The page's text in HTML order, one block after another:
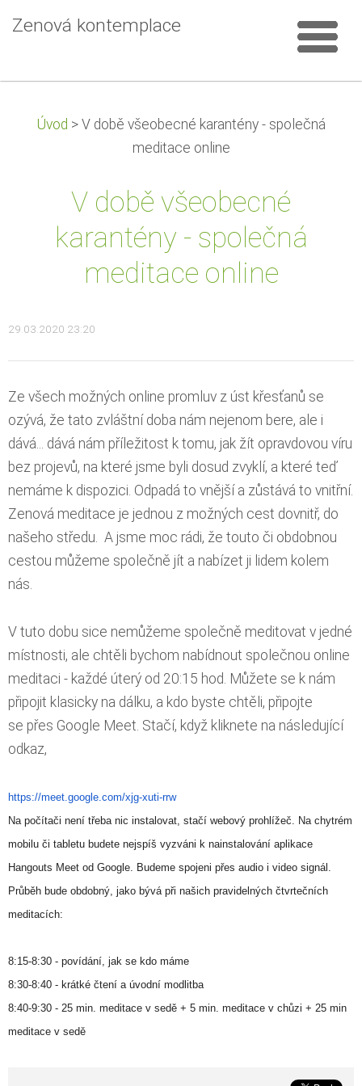
Zenová kontemplace
Úvod > V době všeobecné karantény - společná
meditace online
V době všeobecné
karantény - společná
meditace online
29.03.2020 23:20
Ze všech možných online promluv z úst křesťanů se
ozývá, že tato zvláštní doba nám nejenom bere, ale i
dává... dává nám příležitost k tomu, jak žít opravdovou víru
bez projevů, na které jsme byli dosud zvyklí, a které teď
nemáme k dispozici. Odpadá to vnější a zůstává to vnitřní.
Zenová meditace je jednou z možných cest dovnitř, do
našeho středu. A jsme moc rádi, že touto či obdobnou
cestou můžeme společně jít a nabízet ji lidem kolem
nás.
V tuto dobu sice nemůžeme společně meditovat v jedné
místnosti, ale chtěli bychom nabídnout společnou online
meditaci - každé úterý od 20:15 hod. Můžete se k nám
připojit klasicky na dálku, a kdo byste chtěli, připojte
se přes Google Meet. Stačí, když kliknete na následující
odkaz,
https://meet.google.com/xjg-xuti-rrw
Na počítači není třeba nic instalovat, stačí webový prohlížeč. Na chytrém
mobilu či tabletu budete nejspíš vyzváni k nainstalování aplikace
Hangouts Meet od Google. Budeme spojeni přes audio i video signál.
Průběh bude obdobný, jako bývá při našich pravidelných čtvrtečních
meditacích:
8:15-8:30 - povídání, jak se kdo máme
8:30-8:40 - krátké čtení a úvodní modlitba
8:40-9:30 - 25 min. meditace v sedě + 5 min. meditace v chůzi + 25 min
meditace v sedě